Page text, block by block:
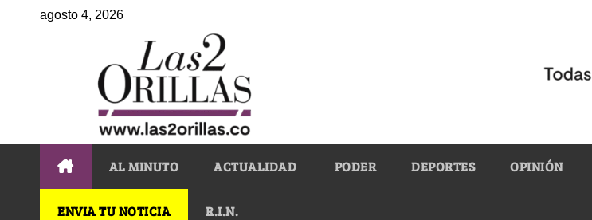
agosto 4, 2026
AL MINUTO ACTUALIDAD PODER DEPORTES OPINIÓN
ENVIA TU NOTICIA R.I.N.